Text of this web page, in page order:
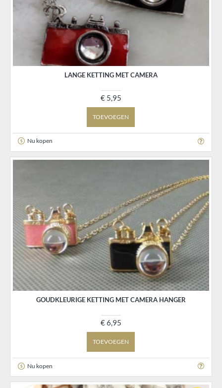
LANGE KETTING MET CAMERA
€ 5,95
TOEVOEGEN
Nu kopen
GOUDKLEURIGE KETTING MET CAMERA HANGER
€ 6,95
TOEVOEGEN
Nu kopen